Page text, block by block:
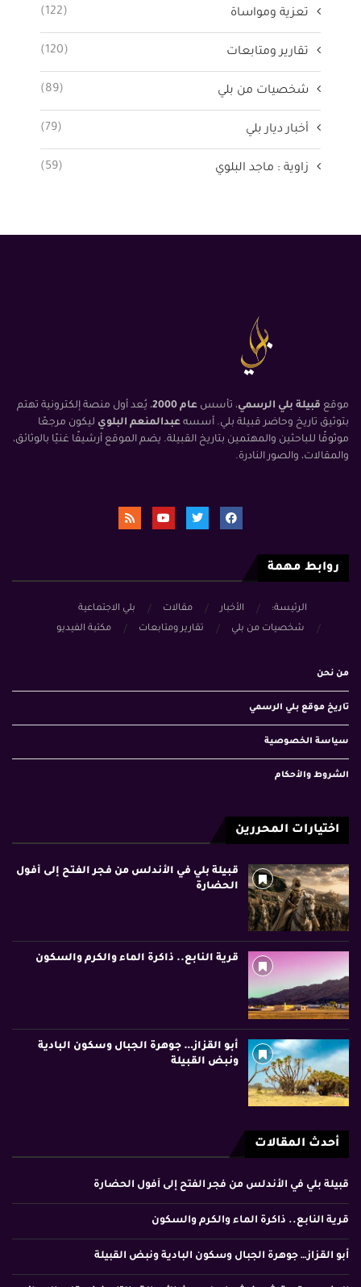
تعزية ومواساة (122)
تقارير ومتابعات (120)
شخصيات من بلي (89)
أخبار ديار بلي (79)
زاوية : ماجد البلوي (59)
موقع قبيلة بلي الرسمي، تأسس عام 2000
، يُعد أول منصة إلكترونية تهتم
بتوثيق تاريخ وحاضر قبيلة بلي. أسسه عبدالمنعم البلوي ليكون مرجعًا
موثوقًا للباحثين والمهتمين بتاريخ القبيلة. يضم الموقع أرشيفًا غنيًا بالوثائق،
والمقالات، والصور النادرة.
روابط مهمة
الرئيسة: الأخبار مقالات
بلي الاجتماعية
شخصيات من بلي
تقارير ومتابعات مكتبة الفيديو
من نحن
تاريخ موقع بلي الرسمي
سياسة الخصوصية
الشروط والأحكام
اختيارات المحررين
قبيلة بلي في الأندلس من فجر الفتح إلى أفول
الحضارة
قرية النابع.. ذاكرة الماء والكرم والسكون
أبو القزاز… جوهرة الجبال وسكون البادية
ونبض القبيلة
أحدث المقالات
قبيلة بلي في الأندلس من فجر الفتح إلى أفول الحضارة
قرية النابع.. ذاكرة الماء والكرم والسكون
أبو القزاز… جوهرة الجبال وسكون البادية ونبض القبيلة